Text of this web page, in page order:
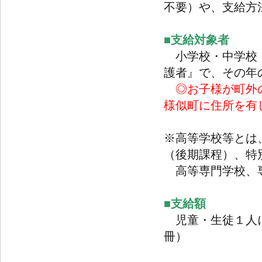
不要）や、支給方
■支給対象者
小学校・中学校
護者』で、その年
◎お子様が町外
様似町に住所を有
※高等学校等とは
（後期課程）、
高等専門学校、
■支給額
児童・生徒１人
冊）